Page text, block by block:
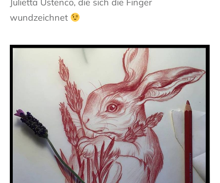
Julietta Ustenco, die sich die Finger
wundzeichnet